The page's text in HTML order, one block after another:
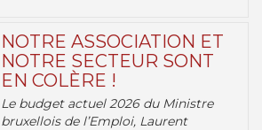
NOTRE ASSOCIATION ET
NOTRE SECTEUR SONT
EN COLÈRE !
Le budget actuel 2026 du Ministre
bruxellois de l’Emploi, Laurent